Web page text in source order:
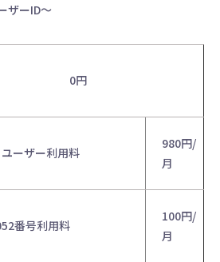
ザーID～
0円
ユーザー利用料
980円/
月
番号利用料
100円/
月